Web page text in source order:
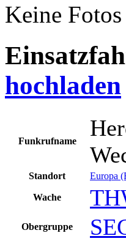
Keine
hochladen
Funkrufname
Standort Europa
Wache
Obergruppe